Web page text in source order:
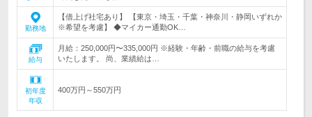
勤務地
【借上げ社宅あり】 【東京・埼玉・千葉・神奈川・静岡いずれか
※希望を考慮】 ◆マイカー通勤OK…
給与
月給：250,000円〜335,000円 ※経験・年齢・前職の給与を考慮
いたします。 尚、業績給は…
初年度
年収
400万円～550万円